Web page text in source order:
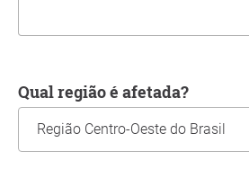
Qual região é afetada?